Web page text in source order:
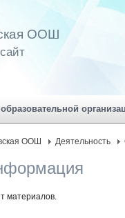
ООШ
ООШ Деятельность
материалов.